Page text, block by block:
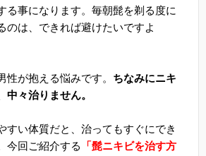
る事になります。毎朝髭を剃る度に
のは、できれば避けたいですよ
性が抱える悩みです。 ちなみにニキ
中々治りません。
すい体質だと、治ってもすぐにでき
今回ご紹介する
「髭ニキビを治す方